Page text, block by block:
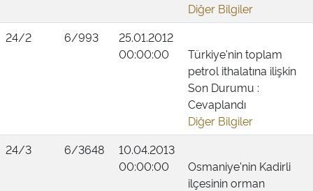
Diğer Bilgiler
24/2
6/993
25.01.2012
00:00:00
Türkiye'nin toplam
petrol ithalatına ilişkin
Son Durumu :
Cevaplandı
Diğer Bilgiler
24/3
6/3648
10.04.2013
00:00:00
Osmaniye'nin Kadirli
ilçesinin orman